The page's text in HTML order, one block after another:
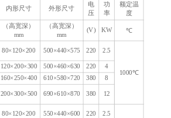
内形尺寸 外形尺寸
电
压
功
率
额定温
度
（高宽深）
mm
（高宽深）
mm
(V) KW ℃
80×120×200 500×440×575 220 2.5
1000℃
120×200×300 500×460×630 220
4
160×250×400 610×580×720 380 8
200×300×500 690×610×870 380 12
80×120×200 550×440×600 220 2.5